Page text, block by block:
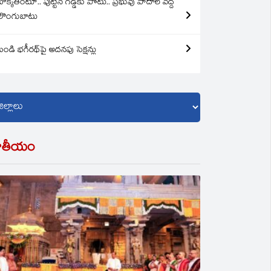
పుట్టిన గడ్డకు పోటు.. ప్రభువు పాదాల వద్ద
భగీరథ్‌పై అదనపు సెక్షన్లు